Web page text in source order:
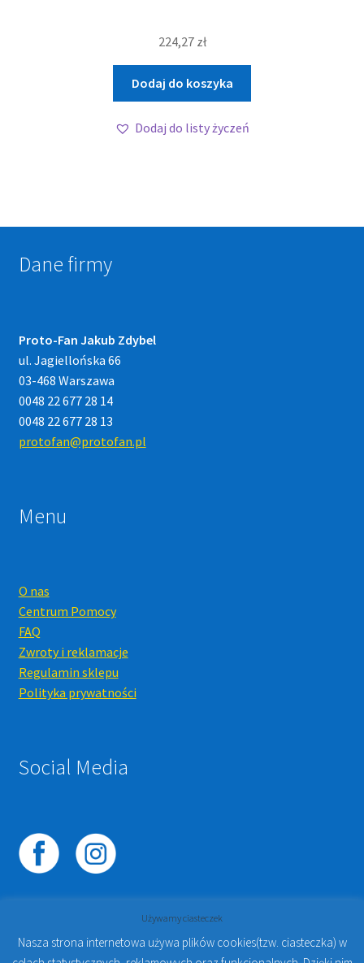
224,27 zł
Dodaj do koszyka
Dodaj do listy życzeń
Dane firmy
Proto-Fan Jakub Zdybel
ul. Jagiellońska 66
03-468 Warszawa
0048 22 677 28 14
0048 22 677 28 13
protofan@protofan.pl
Menu
O nas
Centrum Pomocy
FAQ
Zwroty i reklamacje
Regulamin sklepu
Polityka prywatności
Social Media
Używamy ciasteczek
Nasza strona internetowa używa plików cookies(tzw. ciasteczka) w